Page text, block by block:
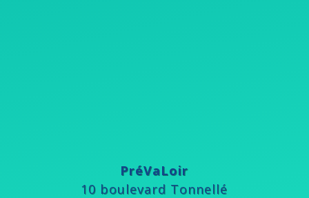
PréVaLoir
10 boulevard Tonnellé